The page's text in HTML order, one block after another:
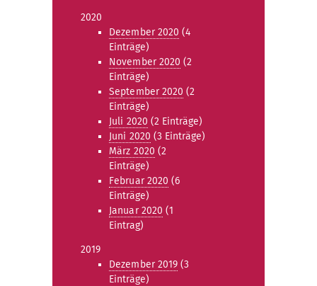
2020
Dezember 2020 (4
Einträge)
November 2020 (2
Einträge)
September 2020 (2
Einträge)
Juli 2020 (2 Einträge)
Juni 2020 (3 Einträge)
März 2020 (2
Einträge)
Februar 2020 (6
Einträge)
Januar 2020 (1
Eintrag)
2019
Dezember 2019 (3
Einträge)